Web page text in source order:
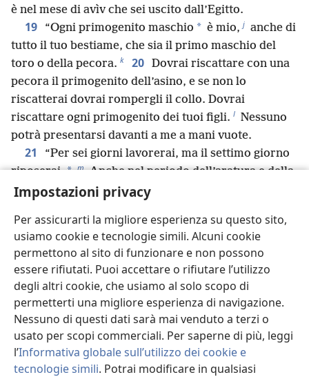
Impostazioni privacy
Per assicurarti la migliore esperienza su questo sito,
usiamo cookie e tecnologie simili. Alcuni cookie
permettono al sito di funzionare e non possono
essere rifiutati. Puoi accettare o rifiutare l’utilizzo
degli altri cookie, che usiamo al solo scopo di
permetterti una migliore esperienza di navigazione.
Nessuno di questi dati sarà mai venduto a terzi o
usato per scopi commerciali. Per saperne di più, leggi
l’Informativa globale sull’utilizzo dei cookie e
tecnologie simili. Potrai modificare in qualsiasi
è nel mese di avìv che sei uscito dall’Egitto.
19 “Ogni primogenito maschio * è mio, j anche di
tutto il tuo bestiame, che sia il primo maschio del
toro o della pecora. k 20 Dovrai riscattare con una
pecora il primogenito dell’asino, e se non lo
riscatterai dovrai rompergli il collo. Dovrai
riscattare ogni primogenito dei tuoi figli. l Nessuno
potrà presentarsi davanti a me a mani vuote.
21
“Per sei giorni lavorerai, ma il settimo giorno
riposerai. * m Anche nel periodo dell’aratura e della
mietitura riposerai.
con i primi frutti della mietitura del frumento, e la
Festa della Raccolta * alla fine dell’anno. n
23 “Tre volte l’anno tutti i tuoi uomini * si
presenteranno davanti al vero Signore, Geova,
l’Iddio d’Israele.
24
Scaccerò le nazioni davanti a
te
ed espanderò il tuo territorio, e nessuno
cercherà di impadronirsi della tua terra quando
salirai per comparire davanti a Geova tuo Dio tre
volte l’anno.